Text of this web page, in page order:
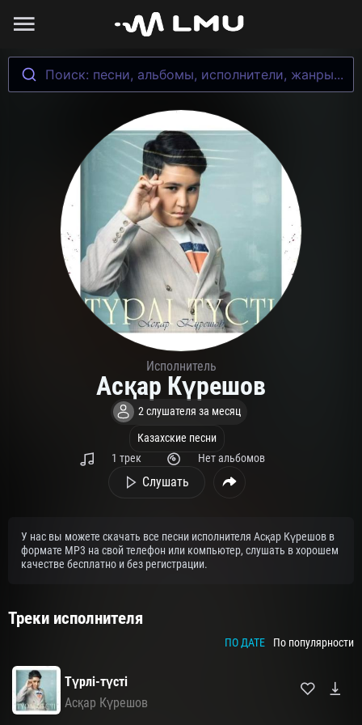
Поиск: песни, альбомы, исполнители, жанры...
Исполнитель
Асқар Күрешов
2 слушателя за месяц
Казахские песни
1 трек
Нет альбомов
Слушать
У нас вы можете скачать все песни исполнителя Асқар Күрешов в
формате MP3 на свой телефон или компьютер, слушать в хорошем
качестве бесплатно и без регистрации.
Треки исполнителя
ПО ДАТЕ По популярности
Түрлі-түсті
Асқар Күрешов